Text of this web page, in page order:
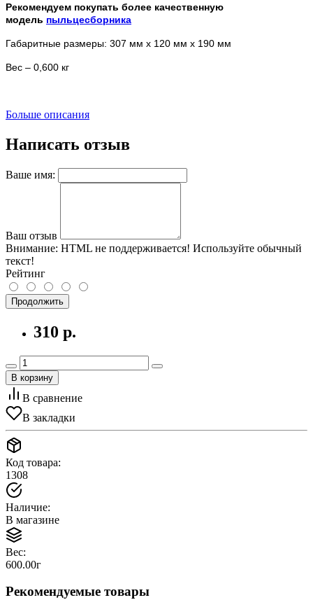
Рекомендуем покупать более качественную
модель пыльцесборника
Габаритные размеры: 307 мм х 120 мм х 190 мм
Вес – 0,600 кг
Больше описания
Написать отзыв
Ваше имя:
Ваш отзыв
Внимание: HTML не поддерживается! Используйте обычный
текст!
Рейтинг
Продолжить
310 р.
В корзину
В сравнение
В закладки
Код товара:
1308
Наличие:
В магазине
Вес:
600.00г
Рекомендуемые товары